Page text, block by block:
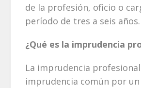
de la profesión, oficio o
período de tres a seis años.
¿Qué es la imprudencia
La imprudencia
imprudencia común por